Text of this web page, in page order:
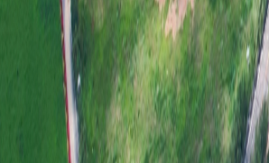
开
作方
一